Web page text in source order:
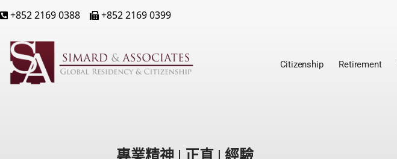
 +852 2169 0388 🖷 +852 2169 0399
Citizenship Retirement
專業精神 | 正直 | 經驗